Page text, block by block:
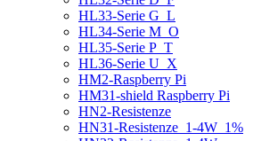
HL33-Serie G_L
HL34-Serie M_O
HL35-Serie P_T
HL36-Serie U_X
HM2-Raspberry Pi
HM31-shield Raspberry Pi
HN2-Resistenze
HN31-Resistenze_1-4W_1%